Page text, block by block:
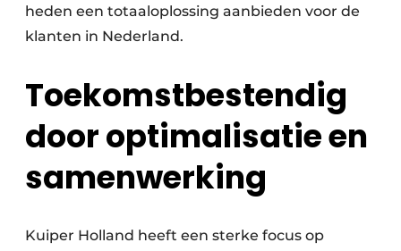
heden een totaaloplossing aanbieden voor de
klanten in Nederland.
Toekomstbestendig
door optimalisatie en
samenwerking
Kuiper Holland heeft een sterke focus op